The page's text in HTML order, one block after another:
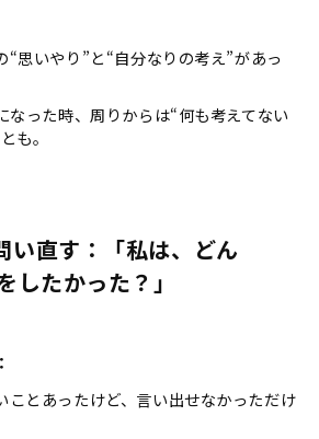
“思いやり”と“自分なりの考え”があっ
なった時、周りからは“何も考えてない
も。
い直す：「私は、どん
したかった？」
ことあったけど、言い出せなかっただけ